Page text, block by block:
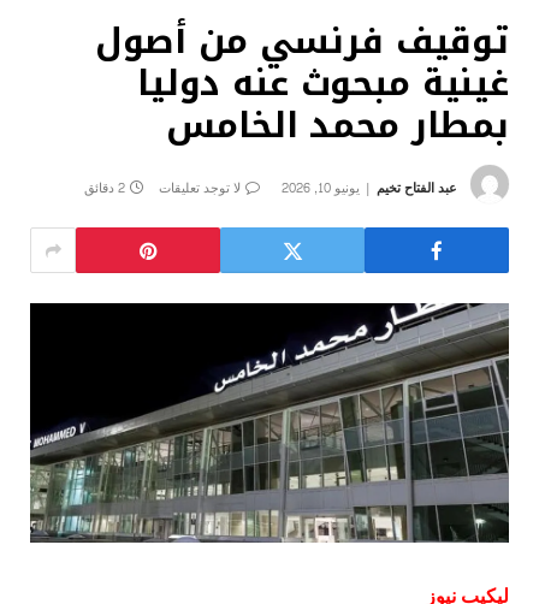
توقيف فرنسي من أصول
غينية مبحوث عنه دوليا
بمطار محمد الخامس
عبد الفتاح تخيم يونيو 10, 2026 لا توجد تعليقات 2 دقائق
ليكيب نيوز